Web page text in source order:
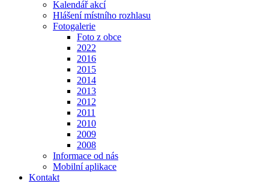
Kalendář akcí
Hlášení místního rozhlasu
Fotogalerie
Foto z obce
2022
2016
2015
2014
2013
2012
2011
2010
2009
2008
Informace od nás
Mobilní aplikace
Kontakt